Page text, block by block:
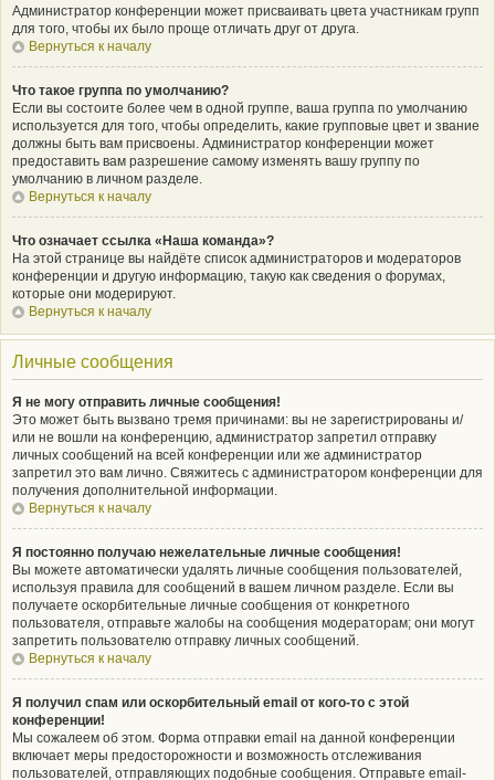
Администратор конференции может присваивать цвета участникам групп
для того, чтобы их было проще отличать друг от друга.
Вернуться к началу
Что такое группа по умолчанию?
Если вы состоите более чем в одной группе, ваша группа по умолчанию
используется для того, чтобы определить, какие групповые цвет и звание
должны быть вам присвоены. Администратор конференции может
предоставить вам разрешение самому изменять вашу группу по
умолчанию в личном разделе.
Вернуться к началу
Что означает ссылка «Наша команда»?
На этой странице вы найдёте список администраторов и модераторов
конференции и другую информацию, такую как сведения о форумах,
которые они модерируют.
Вернуться к началу
Личные сообщения
Я не могу отправить личные сообщения!
Это может быть вызвано тремя причинами: вы не зарегистрированы и/
или не вошли на конференцию, администратор запретил отправку
личных сообщений на всей конференции или же администратор
запретил это вам лично. Свяжитесь с администратором конференции для
получения дополнительной информации.
Вернуться к началу
Я постоянно получаю нежелательные личные сообщения!
Вы можете автоматически удалять личные сообщения пользователей,
используя правила для сообщений в вашем личном разделе. Если вы
получаете оскорбительные личные сообщения от конкретного
пользователя, отправьте жалобы на сообщения модераторам; они могут
запретить пользователю отправку личных сообщений.
Вернуться к началу
Я получил спам или оскорбительный email от кого-то с этой
конференции!
Мы сожалеем об этом. Форма отправки email на данной конференции
включает меры предосторожности и возможность отслеживания
пользователей, отправляющих подобные сообщения. Отправьте email-